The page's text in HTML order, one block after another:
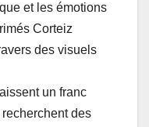
et les émotions
Corteiz
des visuels
un franc
des